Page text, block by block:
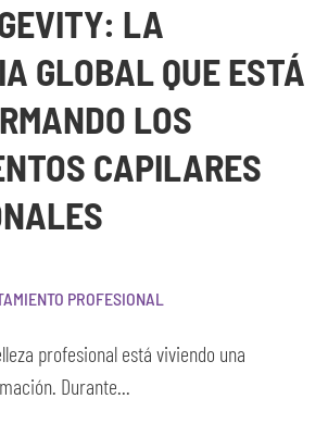
LA
GLOBAL QUE ESTÁ
LOS
CAPILARES
PROFESIONAL
profesional está viviendo una
Durante...